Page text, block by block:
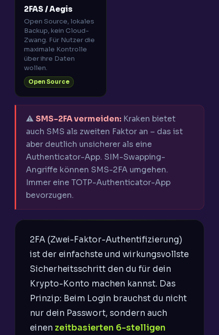
2FAS / Aegis
Open Source, lokales
Backup, kein Cloud-
Zwang. Für Nutzer die
maximale Kontrolle
über ihre Daten
wollen.
Open Source
⚠️ SMS-2FA vermeiden: Kraken bietet
auch SMS als zweiten Faktor an – das ist
aber deutlich unsicherer als eine
Authenticator-App. SIM-Swapping-
Angriffe können SMS-2FA umgehen.
Immer eine TOTP-Authenticator-App
bevorzugen.
2FA (Zwei-Faktor-Authentifizierung)
ist der einfachste und wirkungsvollste
Sicherheitsschritt den du für dein
Krypto-Konto machen kannst. Das
Prinzip: Beim Login brauchst du nicht
nur dein Passwort, sondern auch
einen zeitbasierten 6-stelligen